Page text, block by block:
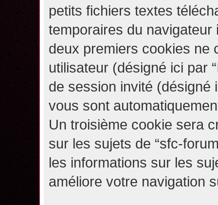
petits fichiers textes
temporaires du
deux premiers cookies ne
utilisateur (désigné ici par
de session invité (désigné
vous sont
Un troisième cookie sera
sur les sujets de “sfc-
les informations sur les
améliore votre navigation